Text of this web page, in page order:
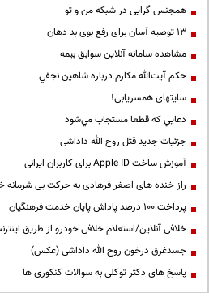
همجنس گرایی در شبکه من و تو
13 توصیه آسان برای رفع بوی بد دهان
مشاهده سامانه آنلاين سوابق بیمه
حكم آيت‌الله مكارم درباره شاهين نجفي
سایتهای همسریابی!
دعايي كه قطعا مستجاب مي‌شود
جزئیات جدید قتل روح الله داداشی
آموزش ساخت Apple ID برای کاربران ایرانی
راز خنده های اصغر فرهادی به حرکت بی شرمانه
پرداخت ۱۰۰ درصد پاداش پایان خدمت فرهنگیان
خلافی آنلاین/استعلام خلافی خودرو از طریق
جسدغرق درخون روح الله داداشی (عکس)
پاسخ های دکتر توکلی به سوالات کنکوری ها